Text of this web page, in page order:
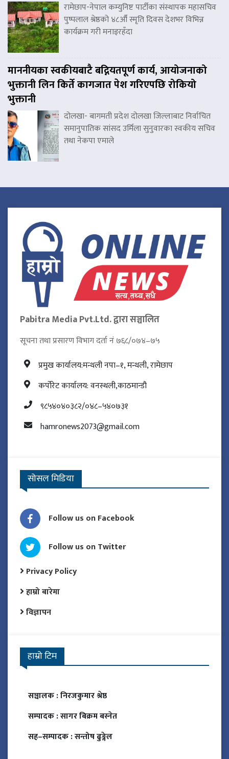
रामेछाप-नेपाल कम्युनिष्ट पार्टीका संस्थापक महासचिव
पुष्पलाल श्रेष्ठको ४८औँ स्मृति दिवस देशभर विभिन्न
कार्यक्रम गरी मनाइरहँदा
माननीयका स्वकीयबाटै बद्नियतपूर्ण कार्य, आयोजनाको
भुक्तानी लिन किर्ते कागजात पेश गरिएपछि रोकियो
भुक्तानी
दोलखा- बागमती प्रदेश दोलखा जिल्लाबाट निर्वाचित
समानुपातिक सांसद उर्मिला सुनुवारका स्वकीय सचिव
तथा नेकपा एमाले
Pabitra Media Pvt.Ltd. द्वारा सञ्चालित
सूचना तथा प्रसारण विभाग दर्ता नं ७६८/०७४–७५
प्रमुख कार्यालय:मन्थली नपा–१, मन्थली, रामेछाप
कर्पोरेट कार्यालय: वनस्थली,काठमान्डौ
९८५४०४०३८२/०४८–५४०७३१
hamronews2073@gmail.com
सोसल मिडिया
Follow us on Facebook
Follow us on Twitter
Privacy Policy
हाम्रो बारेमा
विज्ञापन
हाम्रो टिम
सञ्चालक :निरजकुमार श्रेष्ठ
सम्पादक :सागर बिक्रम बस्नेत
सह–सम्पादक :सन्तोष ढुङ्गेल